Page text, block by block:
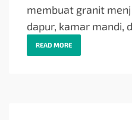
membuat granit
dapur, kamar mandi,
READ MORE